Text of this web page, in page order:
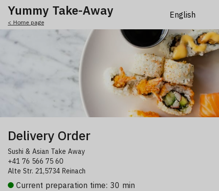
Yummy Take-Away
< Home page
Delivery Order
Sushi & Asian Take Away
+41 76 566 75 60
Alte Str. 21,5734 Reinach
Current preparation time: 30 min